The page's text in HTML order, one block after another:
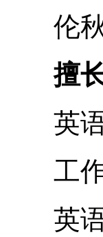
伦秋·
擅长
英语
工作
英语